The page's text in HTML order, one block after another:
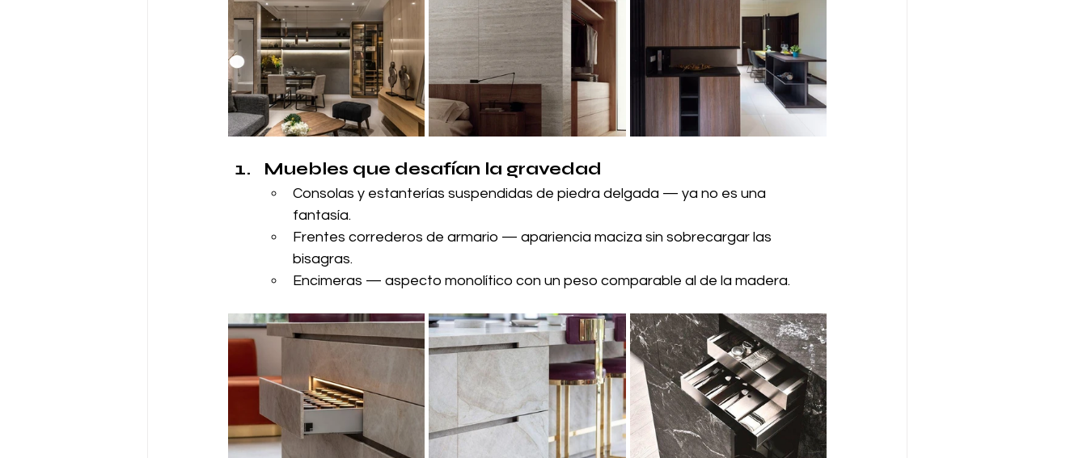
Muebles que desafían la gravedad
Consolas y estanterías suspendidas de piedra delgada — ya no es una
fantasía.
Frentes correderos de armario — apariencia maciza sin sobrecargar las
bisagras.
Encimeras — aspecto monolítico con un peso comparable al de la madera.